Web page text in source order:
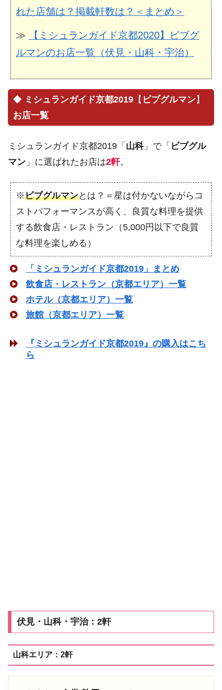
れた店舗は？掲載軒数は？＜まとめ＞
≫
【ミシュランガイド京都2020】ビブグ
ルマンのお店一覧（伏見・山科・宇治）
◆ ミシュランガイド京都2019 【 ビブグルマン】
お店一覧
ミシュランガイド京都2019「 山科」で「 ビブグル
マン 」に選ばれたお店は2軒。
※ビブグルマンとは？＝星は付かないながらコ
ストパフォーマンスが高く、良質な料理を提供
する飲食店・レストラン（5,000円以下で良質
な料理を楽しめる）
「ミシュランガイド京都2019」まとめ
飲食店・レストラン（京都エリア）一覧
ホテル（京都エリア）一覧
旅館（京都エリア）一覧
『ミシュランガイド京都2019』の購入はこち
ら
伏見・山科・宇治：2軒
山科エリア：2軒